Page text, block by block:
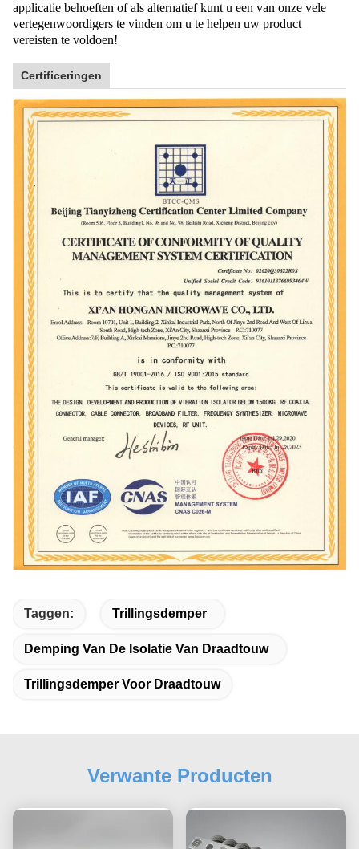
applicatie behoeften of als alternatief kunt u een van onze vele
vertegenwoordigers te vinden om u te helpen uw product
vereisten te voldoen!
Certificeringen
Taggen: Trillingsdemper
Demping Van De Isolatie Van Draadtouw
Trillingsdemper Voor Draadtouw
Verwante Producten